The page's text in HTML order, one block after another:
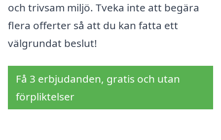
och trivsam miljö. Tveka inte att begära
flera offerter så att du kan fatta ett
välgrundat beslut!
Få 3 erbjudanden, gratis och utan
förpliktelser